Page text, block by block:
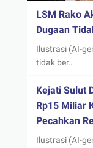
LSM Rako
Dugaan
Ilustrasi (AI-
tidak ber…
Kejati Sulut
Rp15 Miliar
Pecahkan
Ilustrasi (AI-